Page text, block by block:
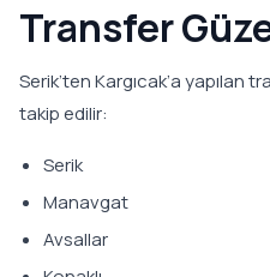
Transfer
Serik’ten Kargıcak’a yapılan
takip edilir:
Serik
Manavgat
Avsallar